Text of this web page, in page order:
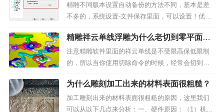
效果类似于“区域浮雕”中的“自由高度”，它是由两条
轨迹线...
精雕不同版本设置自动备份的方法不同，基本是差
不多的，系统设置-文件保存里面，可以设置！优
点：精雕软件如果设置了自动备份，会给一些电脑
小白重新挽回重新设计损失的机会。▲图1 精雕自动
备份设置界面缺点：1、假如进行了一些错误的操
作，还...
精雕祥云单线浮雕为什么老切到零平面以
下？
注意精雕软件里面的祥云单线是不受限高保低限制
的，所以当你使用切除命令的时候，经常会切到零
平面以下的。如果有切到零平面以下，可以在软件
里的“选项”菜单下，设置“限高保低”值，勾选“模型限
高保底”，点“确定”可以将零平面以下的部分去除，
即可以解...
为什么雕刻加工出来的材料表面很粗糙？
加工雕刻出来的材料表面很粗糙的原因，这里我们
可以从以下几点来分析：一、硬件原因：（1）机床